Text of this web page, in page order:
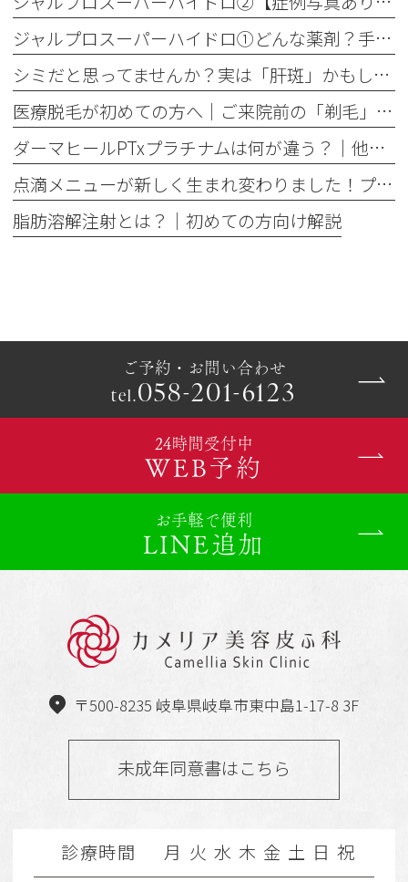
ジャルプロスーパーハイドロ①どんな薬剤？手打ちとハイコックスの違いも解説
シミだと思ってませんか？実は「肝斑」かもしれません
医療脱毛が初めての方へ│ご来院前の「剃毛」がとても大切な理由
ダーマヒールPTxプラチナムは何が違う？│他の肌育製剤との違いを解説
点滴メニューが新しく生まれ変わりました！プレミアム美容点滴・プレミアム疲労回復点滴がスタート
脂肪溶解注射とは？｜初めての方向け解説
ご予約・お問い合わせ
tel.058-201-6123
24時間受付中
WEB予約
お手軽で便利
LINE追加
〒500-8235 岐阜県岐阜市東中島1-17-8 3F
未成年同意書はこちら
診療時間 月 火 水 木 金 土 日 祝